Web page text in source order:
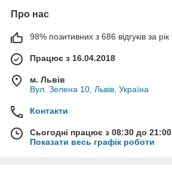
Про нас
98% позитивних з 686 відгуків за рік
Працює з 16.04.2018
м. Львів
Вул. Зелена 10, Львів, Україна
Контакти
Сьогодні працює з 08:30 до 21:00
Показати весь графік роботи